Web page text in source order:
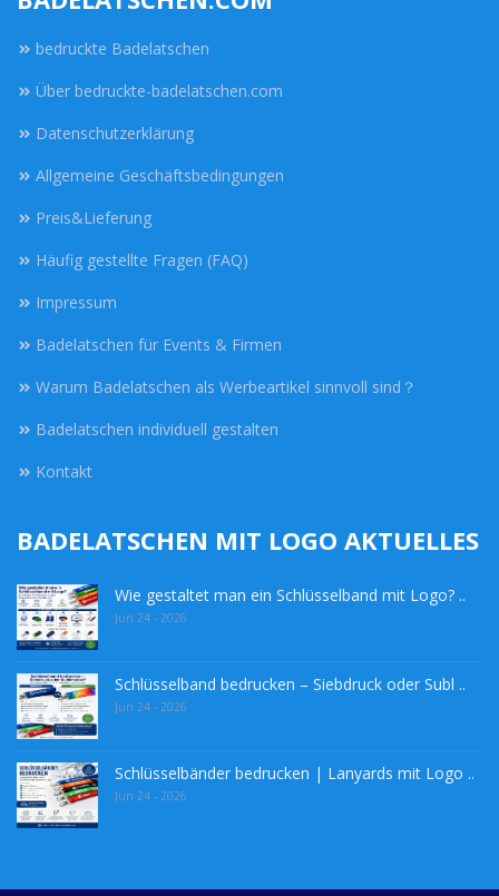
bedruckte Badelatschen
Über bedruckte-badelatschen.com
Datenschutzerklärung
Allgemeine Geschäftsbedingungen
Preis&Lieferung
Häufig gestellte Fragen (FAQ)
Impressum
Badelatschen für Events & Firmen
Warum Badelatschen als Werbeartikel sinnvoll sind？
Badelatschen individuell gestalten
Kontakt
BADELATSCHEN MIT LOGO AKTUELLES
Wie gestaltet man ein Schlüsselband mit Logo? ..
Jun 24 - 2026
Schlüsselband bedrucken – Siebdruck oder Subl ..
Jun 24 - 2026
Schlüsselbänder bedrucken | Lanyards mit Logo ..
Jun 24 - 2026